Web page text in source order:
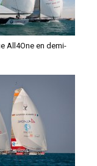
All4One en demi-